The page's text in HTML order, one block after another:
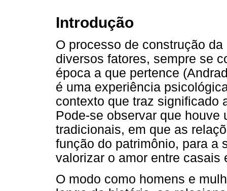
Introdução
O processo de construção
diversos fatores, sempre se
época a que pertence
é uma experiência
contexto que traz significado
Pode-se observar que
tradicionais, em que as
função do patrimônio, para a
valorizar o amor entre casais
O modo como homens e